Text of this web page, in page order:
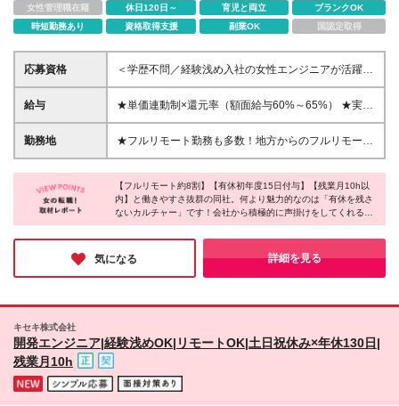
女性管理職在籍
休日120日～ 育児と両立
ブランクOK
時短勤務あり
資格取得支援 副業OK 国認定取得
応募資格
＜学歴不問／経験浅め入社の女性エンジニアが活躍
中！＞ ◆IT業界での何らかの実務経験をお持ちの方 ※
運用保守やテスト（QA）経験のみで、開発経験がな
今のスキルのまま現場に放置され、将来に焦りを感じ
ている方 □ 決まったキャリアを押し付けられず、自分
なキャリアを築きたい方 □ AI時代に取り残されない、
本物の市場価値を身につけたい方 経験が浅くても、
「これから頑張りたい」「しっかりスキルをつけた
て、一緒に正解を探していきましょう♪
給与
★単価連動制×還元率（額面給与60%～65%） ★実際
に月収10万円以上UPを叶えた社員も！ 月給27万円～
60万円＋賞与年1回 ※前職の給与・経験・スキルを最
別途全額支給いたします。 ※試用期間3ヵ月あり。期
間中の給与・待遇の差異はありません。 ★透明性の
高い「単価連動型の給与制度」を採用！ 単価の60%
費を含めると総還元率は約75％にのぼります。スキル
アップに伴い単価が上がれば、随時給与も変動する仕
組みです。 ＜年収例＞単価100万円・還元率60%の場
め年収UPした社員が多数います♪
勤務地
★フルリモート勤務も多数！地方からのフルリモート
参画実績もあります。 ★転勤はありません！ 本社、
および全国のプロジェクト先での勤務となります。
【本社】 神奈川県横浜市中区常盤町3丁目30番1号
SOLACUBE横濱関内4F (変更の範囲)上記を除く当社
関連勤務地
【フルリモート約8割】【有休初年度15日付与】【残業月10h以
内】と働きやすさ抜群の同社。何より魅力的なのは「有休を残さ
ないカルチャー」です！会社から積極的に声掛けをしてくれるた
め、気兼ねなくお休みを取得できます。親会社の過去5年間の退
職者がわずか1名という驚異の定着率の高さも納得ですね♪ライフ
ステージが変化しても、長く安心してキャリアを築いていける心
強い環境が整っています！
気になる 詳細を見る
キセキ株式会社
開発エンジニア|経験浅めOK|リモートOK|土日祝休み×年休130日|
残業月10h